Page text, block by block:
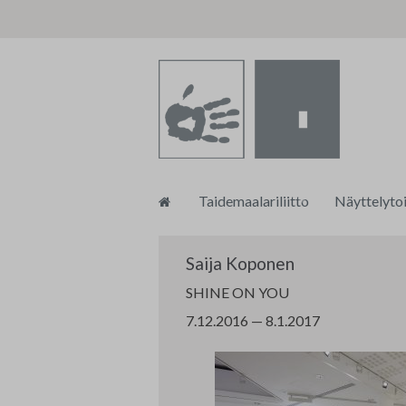
Taidemaalariliitto
Tasa-arvo ja
Turvallisemman tilan ohjeistus
Saija Koponen
SHINE ON YOU
7.12.2016 — 8.1.2017